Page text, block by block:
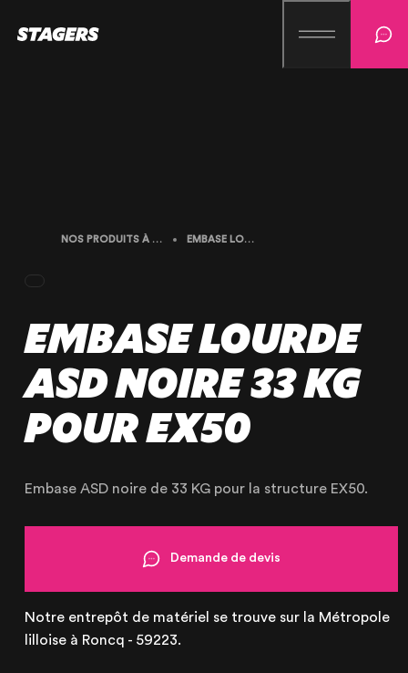
OUR AGENCY
OUR ACCOMPANIMENT
OUR REALISATIONS
RENTAL PRODUCTS
PRODUCTS FOR SALE
NOS PRODUITS À LA LOCATION EMBASE LOURDE ASD NOIRE 33 KG POUR EX50
EMBASE LOURDE
ASD NOIRE 33 KG
POUR EX50
Embase ASD noire de 33 KG pour la structure EX50.
Demande de devis
Notre entrepôt de matériel se trouve sur la Métropole
lilloise à Roncq - 59223.